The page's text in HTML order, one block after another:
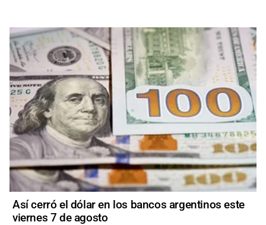
Así cerró el dólar en los bancos argentinos este
viernes 7 de agosto